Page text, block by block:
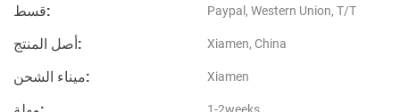
قسط: Paypal, Western Union, T/T
أصل المنتج: Xiamen, China
ميناء الشحن: Xiamen